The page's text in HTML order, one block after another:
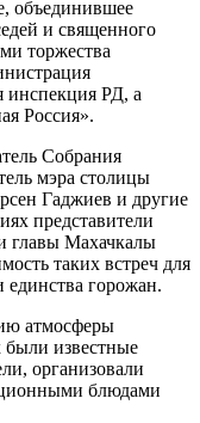
объединившее
и священного
торжества
инспекция РД, а
Россия».
Собрания
мэра столицы
Гаджиев и другие
представители
главы Махачкалы
таких встреч для
единства горожан.
атмосферы
известные
организовали
блюдами